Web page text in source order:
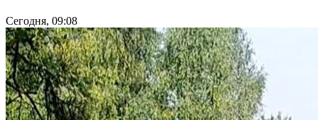
Сегодня, 09:08